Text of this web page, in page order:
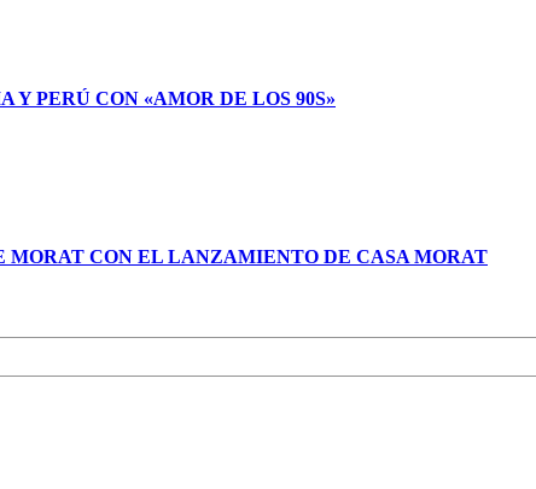
Y PERÚ CON «AMOR DE LOS 90S»
MORAT CON EL LANZAMIENTO DE CASA MORAT